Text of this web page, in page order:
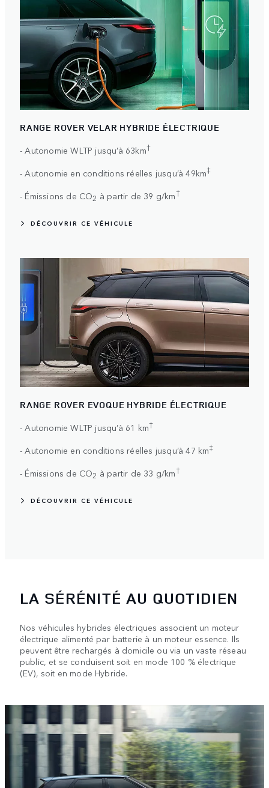
RANGE ROVER VELAR HYBRIDE ÉLECTRIQUE
- Autonomie WLTP jusqu’à 63km†
- Autonomie en conditions réelles jusqu’à 49km‡
- Émissions de CO2 à partir de 39 g/km†
DÉCOUVRIR CE VÉHICULE
RANGE ROVER EVOQUE HYBRIDE ÉLECTRIQUE
- Autonomie WLTP jusqu’à 61 km†
- Autonomie en conditions réelles jusqu’à 47 km‡
- Émissions de CO2 à partir de 33 g/km†
DÉCOUVRIR CE VÉHICULE
LA SÉRÉNITÉ AU QUOTIDIEN
Nos véhicules hybrides électriques associent un moteur
électrique alimenté par batterie à un moteur essence. Ils
peuvent être rechargés à domicile ou via un vaste réseau
public, et se conduisent soit en mode 100 % électrique
(EV), soit en mode Hybride.